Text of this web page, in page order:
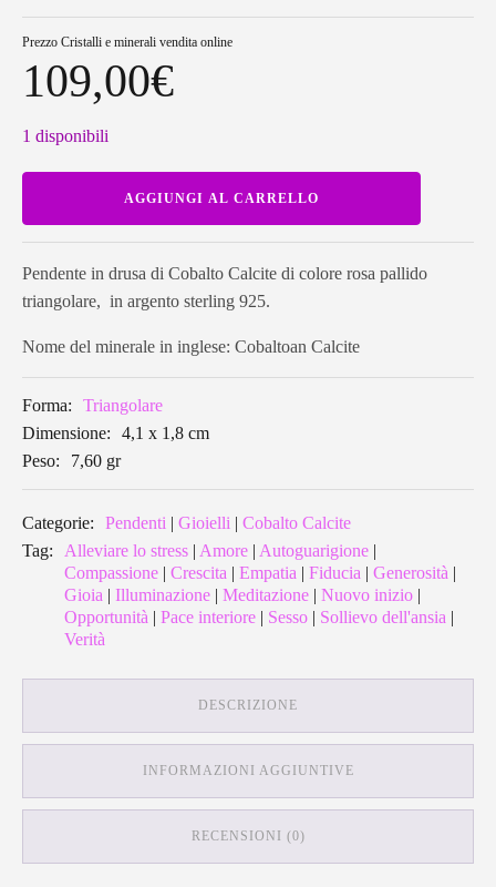
Prezzo Cristalli e minerali vendita online
109,00€
1 disponibili
drusa
di
Calcite
CDP07
AGGIUNGI AL CARRELLO
Pendente in drusa di Cobalto Calcite di colore rosa pallido
triangolare, in argento sterling 925.
Nome del minerale in inglese: Cobaltoan Calcite
Forma:
Triangolare
Dimensione:
4,1 x 1,8 cm
Peso:
7,60 gr
Categorie: Pendenti Gioielli
Cobalto Calcite
Tag:
Alleviare lo stress Amore Autoguarigione
Compassione
Crescita Empatia Fiducia Generosità
Gioia
Illuminazione Meditazione Nuovo inizio
Opportunità
Pace interiore Sesso Sollievo dell'ansia
Verità
DESCRIZIONE
INFORMAZIONI AGGIUNTIVE
RECENSIONI (0)